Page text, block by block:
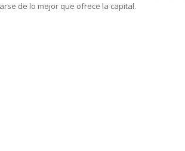
de lo mejor que ofrece la capital.